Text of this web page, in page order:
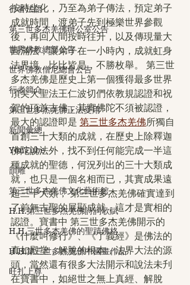
行者法語
第三世多杰羌佛辦公室公告
世界佛教總部公告
世界佛教僧尼總會公告
行者簡介
第三世多杰羌佛正法受用
新聞彙總
YouTube
韻雕
第三世多杰羌佛文化藝術館
H.H.第三世多杰羌佛詩詞歌賦
H.H.三世多杰羌佛的聖蹟佛格
H.H.第三世多杰羌佛中國畫作品
旺扎上尊
按時坐化，乃至為弟子傳法，預定弟子
成就時間，渡弟子先到極樂世界參觀
後，再回人間按時往升，以及傳現量大
圓滿法，讓弟子在一小時內，成就虹身
法界境，比比皆是，不勝枚舉。 第三世
多杰羌佛是歷史上第一個獲得最多世界
頂尖大聖法王仁波切們依教規認證和祝
賀的頂首古佛，其實佛陀不須被認證，
最大的認證即是 第三世多杰羌佛所獨自
首創三十大類的成就，在歷史上除釋迦
佛陀說法外，找不到任何能完成一半這
種成就的聖德，何況列出的三十大類成
就，也只是一個名相而已，其實成果遠
超三十大類， 第三世多杰羌佛確實達到
了前無古聖的展顯成就，這才是實相的
認證。寶書中 第三世多杰羌佛開示的
《什麼叫修行》、《了義經》是佛法的
真如殿堂，解脫的根本，法界大法的源
頭，當然還有很多大法開示和說法未刋
在寶書中，如絕世之無上真經、解脫